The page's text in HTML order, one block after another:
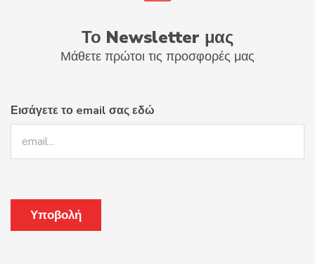
Το Newsletter μας
Μάθετε πρώτοι τις προσφορές μας
Εισάγετε το email σας εδώ